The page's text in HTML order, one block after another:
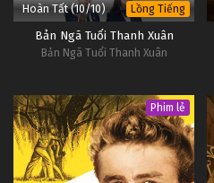
Hoàn Tất (10/10) Lồng Tiếng
Bản Ngã Tuổi Thanh Xuân
Bản Ngã Tuổi Thanh Xuân
Phim lẻ